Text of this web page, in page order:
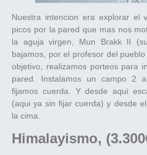
Nuestra intencion era explorar el
picos por la pared que mas nos
la aguja virgen, Mun Brakk II
bajamos, por el profesor del
objetivo, realizamos porteos para
pared. Instalamos un campo 2
fijamos cuerda. Y desde aqui
(aqui ya sin fijar cuerda) y desde
la cima.
Himalayismo,